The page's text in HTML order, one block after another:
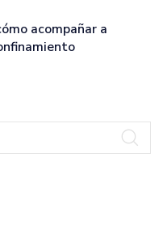
acompañar a